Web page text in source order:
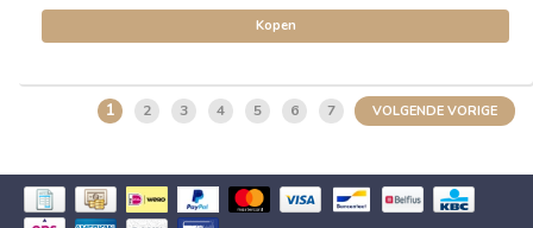
Kopen
1 2 3 4 5 6 7 VOLGENDE VORIGE